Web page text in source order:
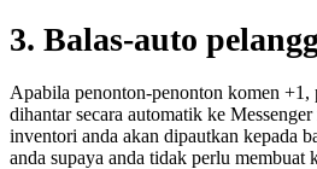
3. Balas-auto
Apabila penonton-penonton komen +1,
dihantar secara automatik ke
inventori anda akan dipautkan kepada
anda supaya anda tidak perlu membuat